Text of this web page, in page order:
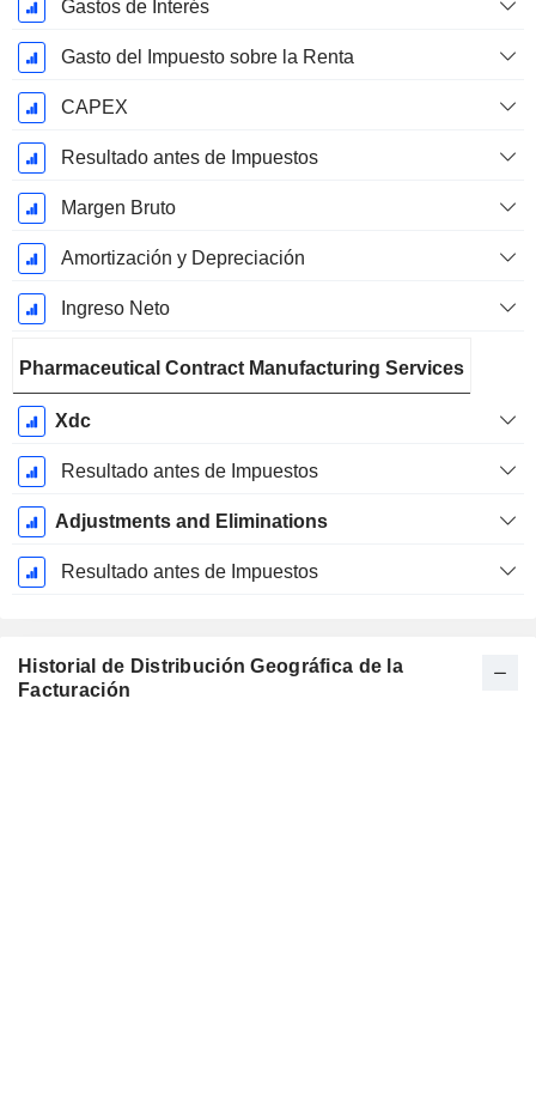
Gastos de Interés
Gasto del Impuesto sobre la Renta
CAPEX
Resultado antes de Impuestos
Margen Bruto
Amortización y Depreciación
Ingreso Neto
Pharmaceutical Contract Manufacturing Services
Xdc
Resultado antes de Impuestos
Adjustments and Eliminations
Resultado antes de Impuestos
Historial de Distribución Geográfica de la
Facturación